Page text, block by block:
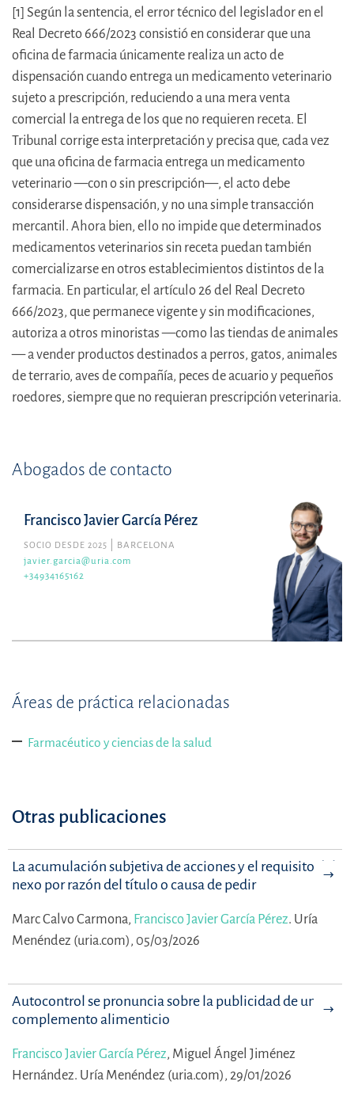
[1] Según la sentencia, el error técnico del legislador en el
Real Decreto 666/2023 consistió en considerar que una
oficina de farmacia únicamente realiza un acto de
dispensación cuando entrega un medicamento veterinario
sujeto a prescripción, reduciendo a una mera venta
comercial la entrega de los que no requieren receta. El
Tribunal corrige esta interpretación y precisa que, cada vez
que una oficina de farmacia entrega un medicamento
veterinario —con o sin prescripción—, el acto debe
considerarse dispensación, y no una simple transacción
mercantil. Ahora bien, ello no impide que determinados
medicamentos veterinarios sin receta puedan también
comercializarse en otros establecimientos distintos de la
farmacia. En particular, el artículo 26 del Real Decreto
666/2023, que permanece vigente y sin modificaciones,
autoriza a otros minoristas —como las tiendas de animales
— a vender productos destinados a perros, gatos, animales
de terrario, aves de compañía, peces de acuario y pequeños
roedores, siempre que no requieran prescripción veterinaria.
Abogados de contacto
Francisco Javier García Pérez
SOCIO DESDE 2025
BARCELONA
javier.garcia@uria.com
+34934165162
Áreas de práctica relacionadas
Farmacéutico y ciencias de la salud
Otras publicaciones
La acumulación subjetiva de acciones y el requisito del
nexo por razón del título o causa de pedir
Marc Calvo Carmona, Francisco Javier García Pérez. Uría
Menéndez (uria.com), 05/03/2026
Autocontrol se pronuncia sobre la publicidad de un
complemento alimenticio
Francisco Javier García Pérez, Miguel Ángel Jiménez
Hernández. Uría Menéndez (uria.com), 29/01/2026